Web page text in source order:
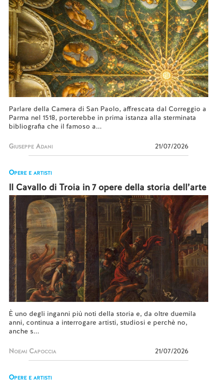
Parlare della Camera di San Paolo, affrescata dal Correggio a
Parma nel 1518, porterebbe in prima istanza alla sterminata
bibliografia che il famoso a...
Giuseppe Adani 21/07/2026
Opere e artisti
Il Cavallo di Troia in 7 opere della storia dell’arte
È uno degli inganni più noti della storia e, da oltre duemila
anni, continua a interrogare artisti, studiosi e perchè no,
anche s...
Noemi Capoccia 21/07/2026
Opere e artisti